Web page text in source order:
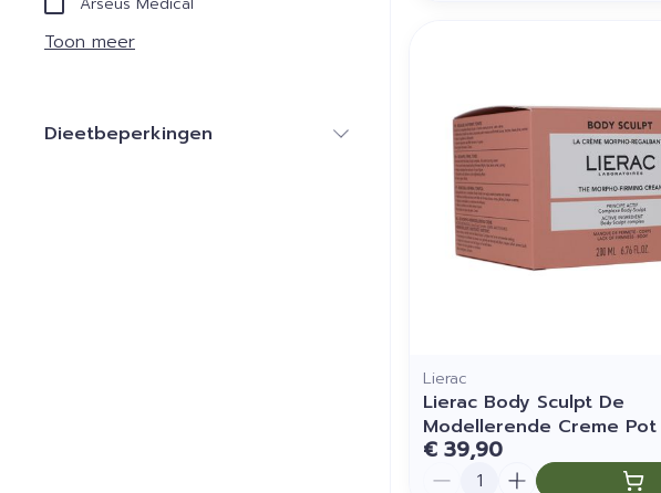
Toon meer
Dieetbeperkingen
Lierac
Lierac Body Sculpt De
Modellerende Creme
€ 39,90
Aantal